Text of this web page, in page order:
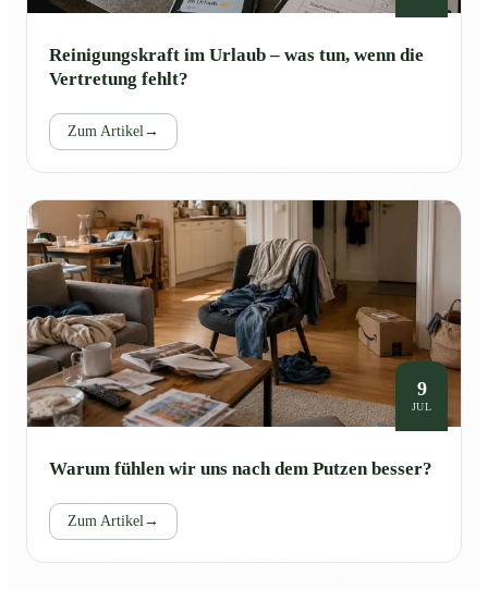
Reinigungskraft im Urlaub – was tun, wenn die
Vertretung fehlt?
Zum Artikel →
9
JUL
Warum fühlen wir uns nach dem Putzen besser?
Zum Artikel →